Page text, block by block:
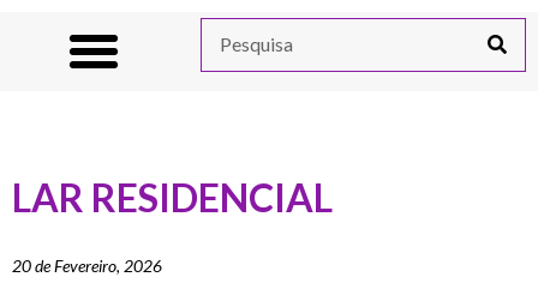
LAR RESIDENCIAL
20 de Fevereiro, 2026